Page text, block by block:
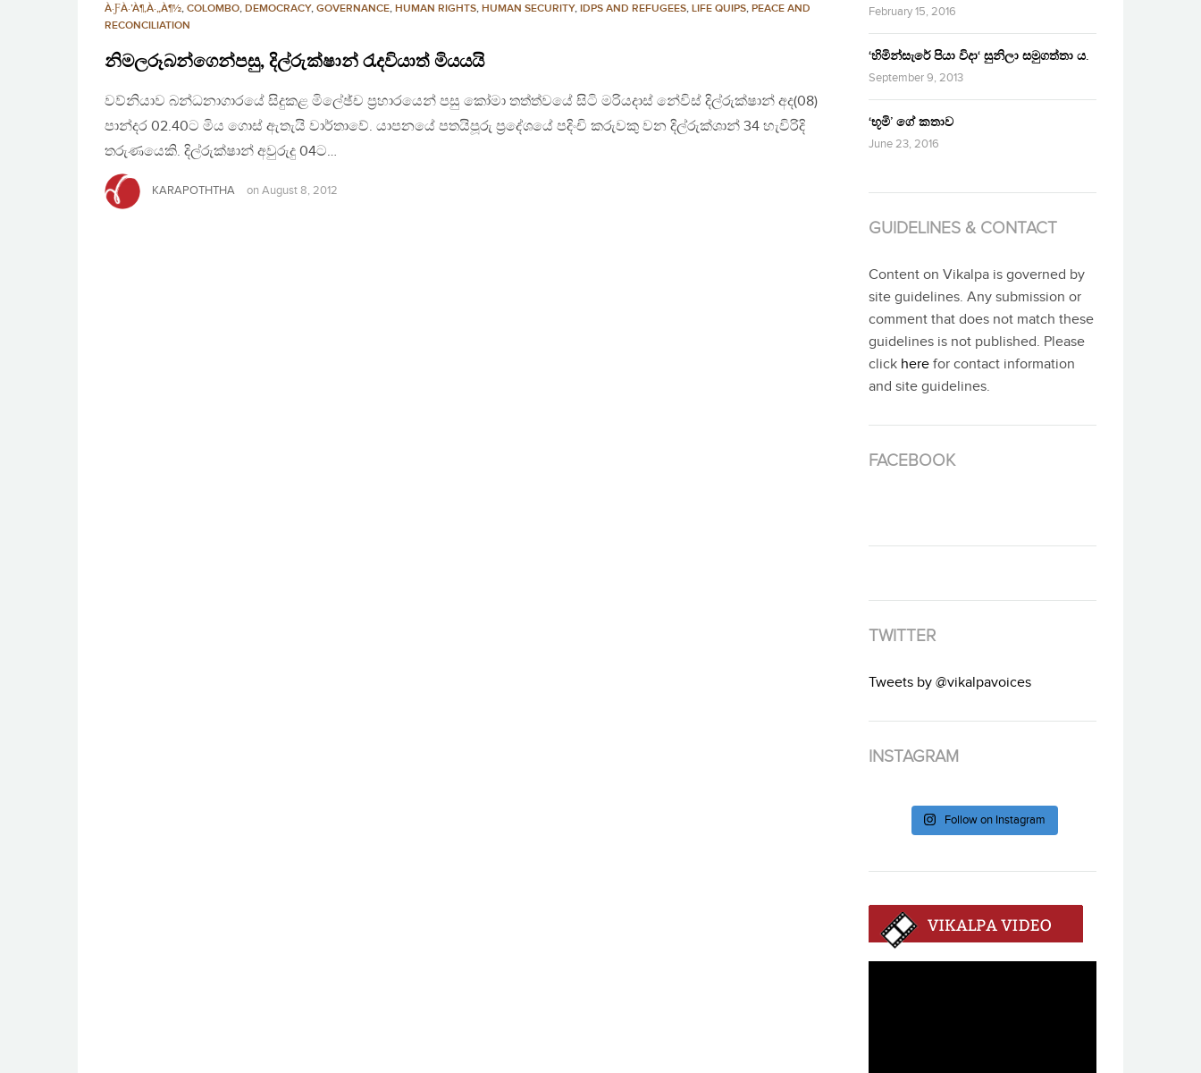
À·ƑÀ·’À¶‚À·„À¶½, COLOMBO, DEMOCRACY, GOVERNANCE, HUMAN RIGHTS, HUMAN SECURITY, IDPS AND REFUGEES, LIFE QUIPS, PEACE AND
RECONCILIATION
නිමලරූබන්ගෙන්පසු, දිල්රුක්ෂාන් රැදවියාත් මියයයි
වව්නියාව බන්ධනාගාරයේ සිදුකළ මිලේඡ්ච ප්‍රහාරයෙන් පසු කෝමා තත්ත්වයේ සිටි මරියදාස් නේවිස් දිල්රුක්ෂාන් අද(08)
පාන්දර 02.40ට මිය ගොස් ඇතැයි වාර්තාවේ. යාපනයේ පතයිපූරු ප්‍රදේශයේ පදිංචි කරුවකු වන දිල්රුක්ශාන් 34 හැවිරිදි
තරුණයෙකි. දිල්රුක්ෂාන් අවුරුදු 04ට…
KARAPOTHTHA on August 8, 2012
February 15, 2016
‘හිමින්සැරේ පියා විදා‘ සුනිලා සමුගත්තා ය.
September 9, 2013
‘භූමි’ ගේ කතාව
June 23, 2016
GUIDELINES & CONTACT
Content on Vikalpa is governed by
site guidelines. Any submission or
comment that does not match these
guidelines is not published. Please
click here for contact information
and site guidelines.
FACEBOOK
TWITTER
Tweets by @vikalpavoices
INSTAGRAM
Follow on Instagram